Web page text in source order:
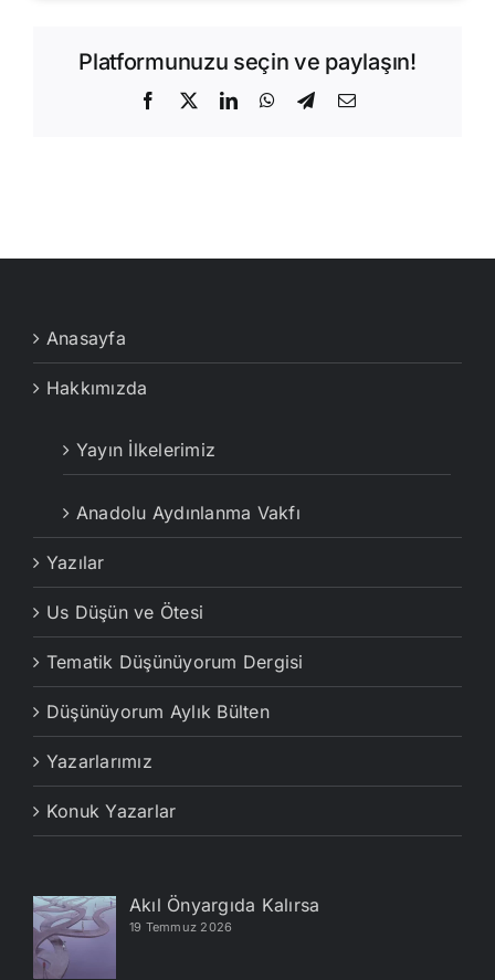
Platformunuzu seçin ve paylaşın!
Facebook
X LinkedInWhatsApp
Telegram
E-
Anasayfa
Hakkımızda
Yayın İlkelerimiz
Anadolu Aydınlanma Vakfı
Yazılar
Us Düşün ve Ötesi
Tematik Düşünüyorum Dergisi
Düşünüyorum Aylık Bülten
Yazarlarımız
Konuk Yazarlar
Akıl Önyargıda Kalırsa
19 Temmuz 2026